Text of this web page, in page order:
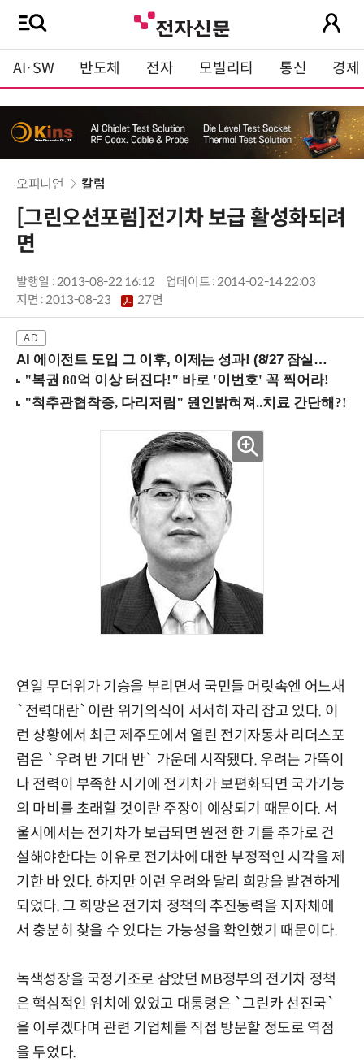
AI·SW 반도체 전자 모빌리티 통신 경제
오피니언 칼럼
[그린오션포럼]전기차 보급 활성화되려
면
발행일 : 2013-08-22 16:12
업데이트 : 2014-02-14 22:03
지면 :2013-08-23 27면
AI 에이전트 도입 그 이후, 이제는 성과! (8/27 잠실역)
연일 무더위가 기승을 부리면서 국민들 머릿속엔 어느새
`전력대란`이란 위기의식이 서서히 자리 잡고 있다. 이
런 상황에서 최근 제주도에서 열린 전기자동차 리더스포
럼은 `우려 반 기대 반` 가운데 시작됐다. 우려는 가뜩이
나 전력이 부족한 시기에 전기차가 보편화되면 국가기능
의 마비를 초래할 것이란 주장이 예상되기 때문이다. 서
울시에서는 전기차가 보급되면 원전 한 기를 추가로 건
설해야한다는 이유로 전기차에 대한 부정적인 시각을 제
기한 바 있다. 하지만 이런 우려와 달리 희망을 발견하게
되었다. 그 희망은 전기차 정책의 추진동력을 지자체에
서 충분히 찾을 수 있다는 가능성을 확인했기 때문이다.
녹색성장을 국정기조로 삼았던 MB정부의 전기차 정책
은 핵심적인 위치에 있었고 대통령은 `그린카 선진국`
을 이루겠다며 관련 기업체를 직접 방문할 정도로 역점
을 두었다.